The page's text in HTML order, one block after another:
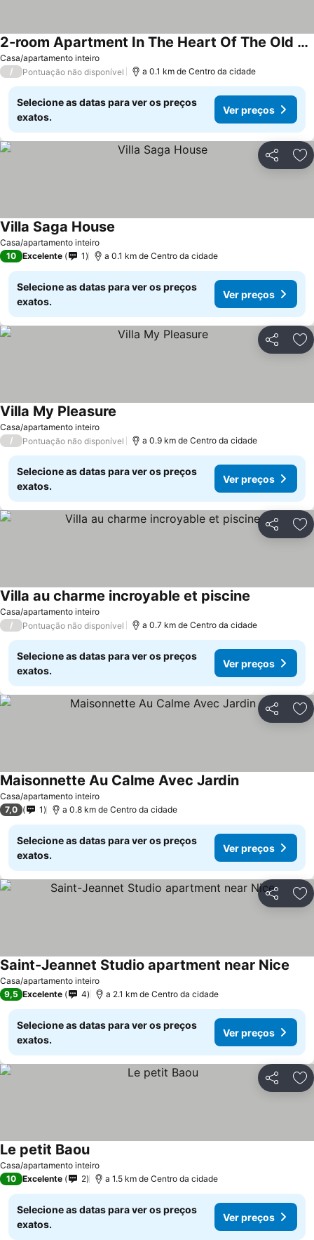
Casa/apartamento inteiro
2-room Apartment In The Heart Of The Old Village Opposite The Restaurant
Ver preços
/ Pontuação não disponível a 0.1 km de Centro da cidade
Selecione as datas para ver os preços
exatos.
Ver preços
Partilhar
Casa/apartamento inteiro
Villa Saga House
10 Excelente 1 a 0.1 km de Centro da cidade
Selecione as datas para ver os preços
exatos.
Ver preços
Partilhar
Casa/apartamento inteiro
Villa My Pleasure
/ Pontuação não disponível a 0.9 km de Centro da cidade
Selecione as datas para ver os preços
exatos.
Ver preços
Partilhar
Casa/apartamento inteiro
Villa au charme incroyable et piscine
/ Pontuação não disponível a 0.7 km de Centro da cidade
Selecione as datas para ver os preços
exatos.
Ver preços
Partilhar
Casa/apartamento inteiro
Maisonnette Au Calme Avec JardinVer preços
7,0 1 a 0.8 km de Centro da cidade
Selecione as datas para ver os preços
exatos.
Ver preços
Partilhar
Casa/apartamento inteiro
Saint-Jeannet Studio apartment near Nice
9,5 Excelente 4 a 2.1 km de Centro da cidade
Selecione as datas para ver os preços
exatos.
Ver preços
Partilhar
Casa/apartamento inteiro
Le petit BaouVer preços
10 Excelente 2 a 1.5 km de Centro da cidade
Selecione as datas para ver os preços
exatos.
Ver preços